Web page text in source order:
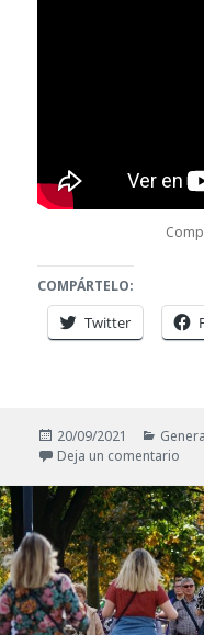
COMPÁRTELO:
Twitter
Publicado
el
20/09/2021
Deja un comentario